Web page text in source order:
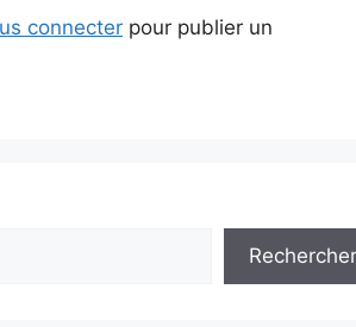
connecter pour publier un
Rechercher